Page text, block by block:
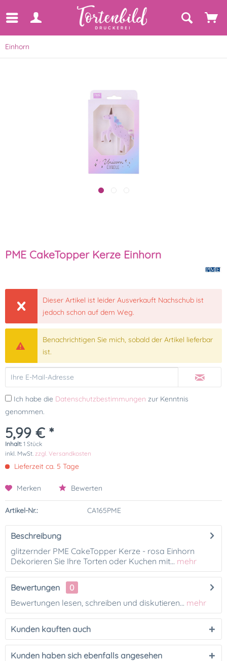
Einhorn
PME CakeTopper Kerze Einhorn
Dieser Artikel ist leider Ausverkauft Nachschub ist
jedoch schon auf dem Weg.
Benachrichtigen Sie mich, sobald der Artikel lieferbar
ist.
Ich habe die Datenschutzbestimmungen zur Kenntnis
genommen.
5,99 € *
Inhalt: 1 Stück
inkl. MwSt. zzgl. Versandkosten
Lieferzeit ca. 5 Tage
Merken Bewerten
Artikel-Nr.: CA165PME
Beschreibung
glitzernder PME CakeTopper Kerze - rosa Einhorn
Dekorieren Sie Ihre Torten oder Kuchen mit... mehr
Bewertungen
0
Bewertungen lesen, schreiben und diskutieren... mehr
Kunden kauften auch
Kunden haben sich ebenfalls angesehen